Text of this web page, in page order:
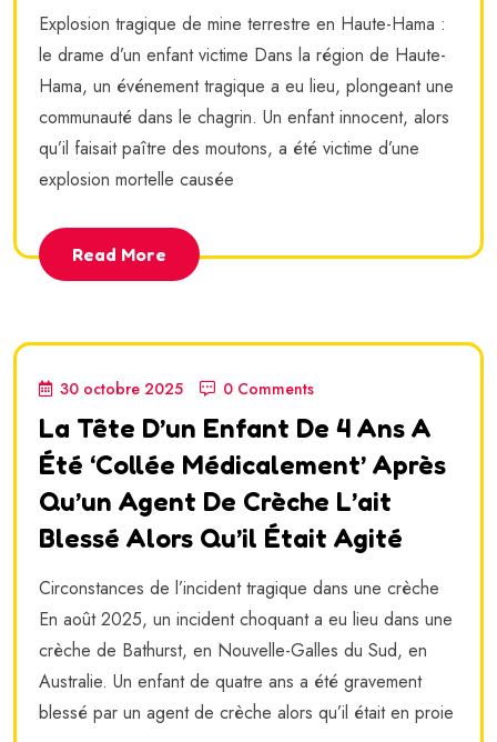
Explosion tragique de mine terrestre en Haute-Hama :
le drame d’un enfant victime Dans la région de Haute-
Hama, un événement tragique a eu lieu, plongeant une
communauté dans le chagrin. Un enfant innocent, alors
qu’il faisait paître des moutons, a été victime d’une
explosion mortelle causée
Read More
30 octobre 2025 0 Comments
La Tête D’un Enfant De 4 Ans A
Été ‘collée Médicalement’ Après
Qu’un Agent De Crèche L’ait
Blessé Alors Qu’il Était Agité
Circonstances de l’incident tragique dans une crèche
En août 2025, un incident choquant a eu lieu dans une
crèche de Bathurst, en Nouvelle-Galles du Sud, en
Australie. Un enfant de quatre ans a été gravement
blessé par un agent de crèche alors qu’il était en proie